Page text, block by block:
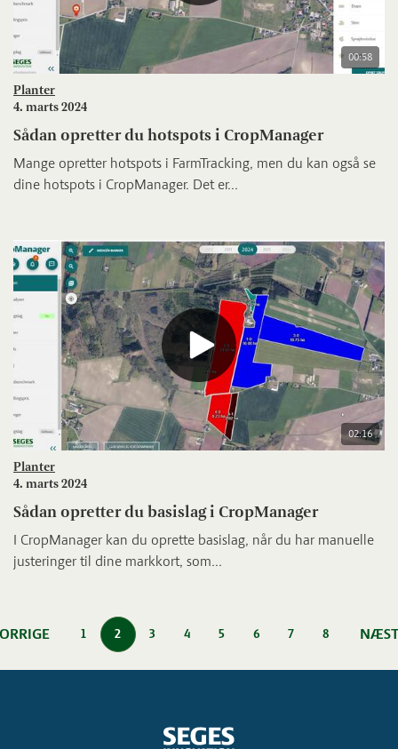
00:58
Planter
4. marts 2024
Sådan opretter du hotspots i CropManager
Mange opretter hotspots i FarmTracking, men du kan også se
dine hotspots i CropManager. Det er...
02:16
Planter
4. marts 2024
Sådan opretter du basislag i CropManager
I CropManager kan du oprette basislag, når du har manuelle
justeringer til dine markkort, som...
1 2 3 4 5 6 7 8